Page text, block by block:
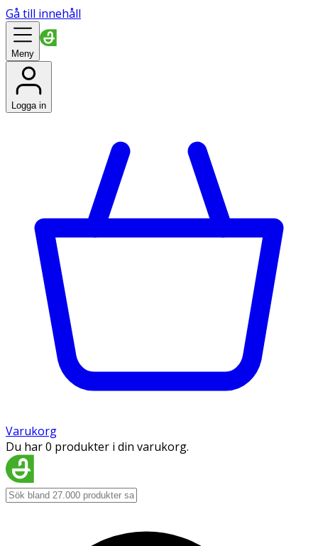
Gå till innehåll
Meny
Logga in
Varukorg
Du har 0 produkter i din varukorg.